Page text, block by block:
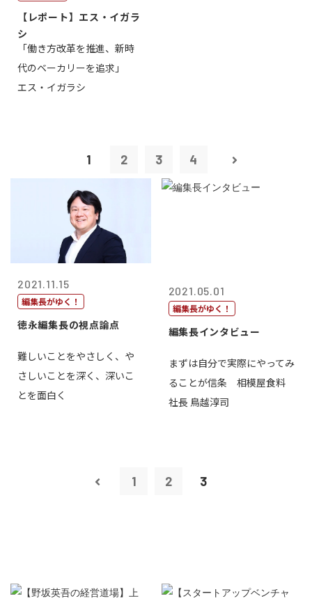
【レポート】エス・イガラ
シ
「働き方改革を推進、新時
代のベーカリーを追求」
エス・イガラシ
1 2 3 4
2021.11.15
編集長がゆく！
徳永編集長の視点論点
難しいことをやさしく、や
さしいことを深く、深いこ
とを面白く
2021.05.01
編集長がゆく！
編集長インタビュー
まずは自分で実際にやってみ
ることが信条 相模屋食料
社長 鳥越淳司
1 2 3